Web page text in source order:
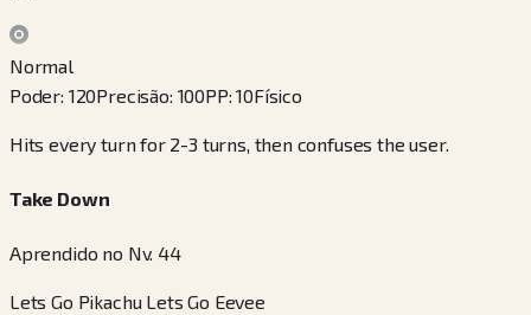
Normal
Poder: 120Precisão: 100PP:10Físico
Hits every turn for 2-3 turns, then confuses the user.
Take Down
Aprendido no Nv. 44
Lets Go Pikachu Lets Go Eevee